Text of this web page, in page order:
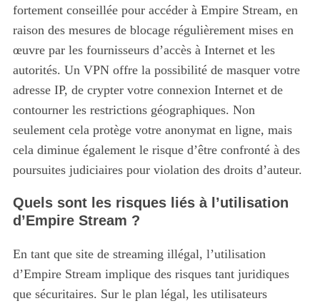
fortement conseillée pour accéder à Empire Stream, en
raison des mesures de blocage régulièrement mises en
œuvre par les fournisseurs d’accès à Internet et les
autorités. Un VPN offre la possibilité de masquer votre
adresse IP, de crypter votre connexion Internet et de
contourner les restrictions géographiques. Non
seulement cela protège votre anonymat en ligne, mais
cela diminue également le risque d’être confronté à des
poursuites judiciaires pour violation des droits d’auteur.
Quels sont les risques liés à l’utilisation
d’Empire Stream ?
En tant que site de streaming illégal, l’utilisation
d’Empire Stream implique des risques tant juridiques
que sécuritaires. Sur le plan légal, les utilisateurs